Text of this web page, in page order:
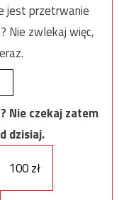
jest przetrwanie
Nie zwlekaj więc,
Nie czekaj zatem
dzisiaj.
100 zł